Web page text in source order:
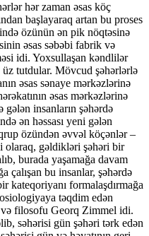
hər zaman əsas köç
başlayaraq artan bu proses
özünün ən pik nöqtəsinə
əsas səbəbi fabrik və
idi. Yoxsullaşan kəndlilər
üz tutdular. Mövcud şəhərlərlə
əsas sənaye mərkəzlərinə
əsas mərkəzlərinə
insanların şəhərdə
ən həssası yeni gələn
özündən əvvəl köçənlər –
olaraq, gəldikləri şəhəri bir
burada yaşamağa davam
çalışan bu insanlar, şəhərdə
kateqoriyanı formalaşdırmağa
təqdim edən
filosofu Georq Zimmel idi.
səhərisi gün şəhəri tərk edən